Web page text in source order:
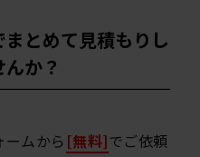
とめて見積もりし
か？
ムから [無料]でご依頼